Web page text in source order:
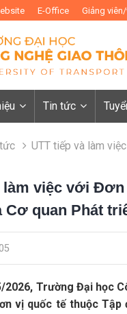
E-Office Giảng
Tin tức
UTT tiếp và làm
làm việc với
Cơ quan Phát
2026, Trường Đại học
vị quốc tế thuộc Tập